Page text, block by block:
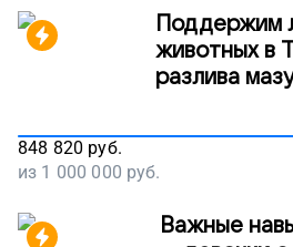
Поддержим
животных в
разлива
848 820 руб.
из 1 000 000 руб.
Важные